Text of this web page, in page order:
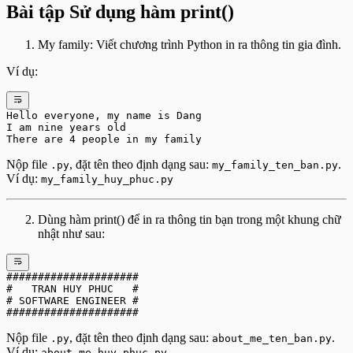
Bài tập Sử dụng hàm print()
My family: Viết chương trình Python in ra thông tin gia đình.
Ví dụ:
Hello everyone, my name is Dang
I am nine years old
There are 4 people in my family
Nộp file .py, đặt tên theo định dạng sau: my_family_ten_ban.py.
Ví dụ: my_family_huy_phuc.py
Dùng hàm print() để in ra thông tin bạn trong một khung chữ
nhật như sau:
#####################
#   TRAN HUY PHUC   #
# SOFTWARE ENGINEER #
#####################
Nộp file .py, đặt tên theo định dạng sau: about_me_ten_ban.py.